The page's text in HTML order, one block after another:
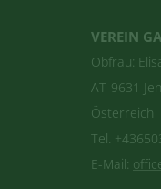
VEREIN
Obfrau:
AT-9631
Österreich
Tel.
E-Mail: